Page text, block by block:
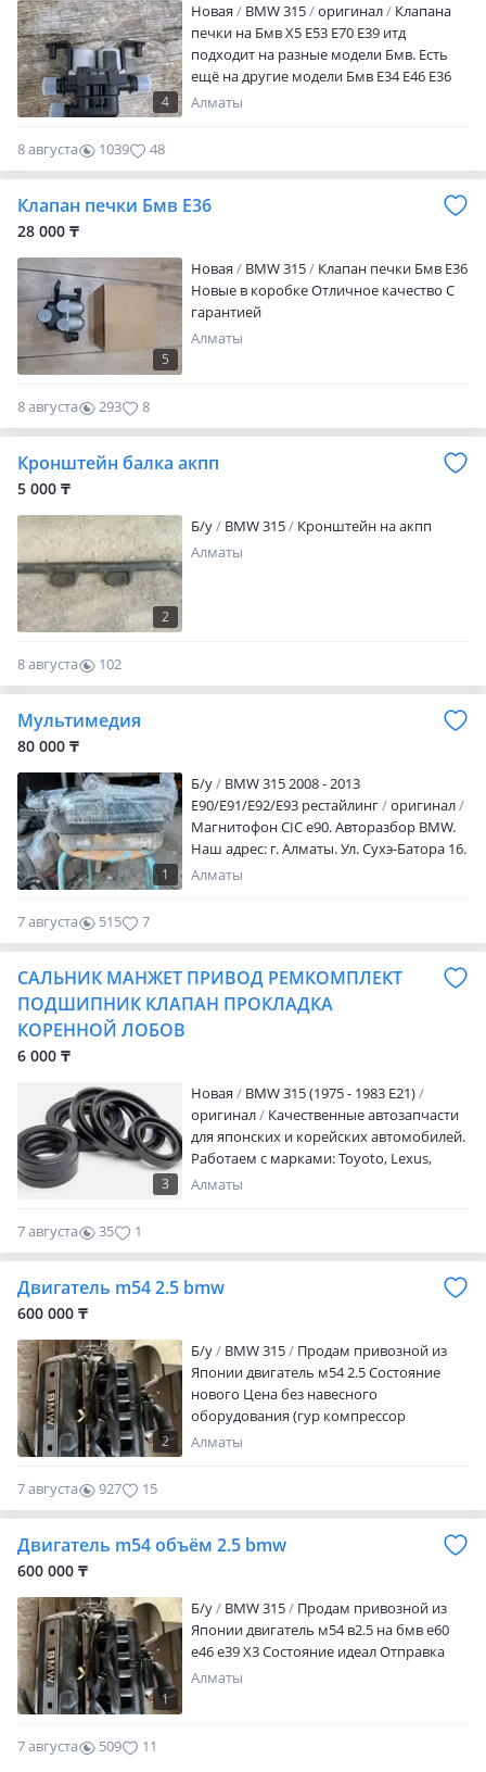
4
Новая BMW 315 оригинал
Клапана
печки на Бмв Х5 Е53 Е70 Е39 итд
подходит на разные модели Бмв. Есть
ещё на другие модели Бмв Е34 Е46 Е36
Новые в коробке. Качество отличное.
Алматы
8 августа 1039 48
Клапан печки Бмв Е36
28 000 ₸
5
Новая BMW 315
Клапан печки Бмв Е36
Новые в коробке Отличное качество С
гарантией
Алматы
8 августа 293 8
Кронштейн балка акпп
5 000 ₸
2
Б/y BMW 315
Кронштейн на акпп
Алматы
8 августа
102
0
Мультимедия
80 000 ₸
1
Б/y
BMW 315 2008 - 2013
E90/E91/E92/E93 рестайлинг
оригинал
Магнитофон CIC е90. Авторазбор BMW.
Наш адрес: г. Алматы. Ул. Сухэ-Батора 16.
График работы: Пн-Сб.С10-19. Перерыв в
Алматы
7 августа 515 7
САЛЬНИК МАНЖЕТ ПРИВОД РЕМКОМПЛЕКТ
ПОДШИПНИК КЛАПАН ПРОКЛАДКА
КОРЕННОЙ ЛОБОВ
6 000 ₸
3
Новая
BMW 315 (1975 - 1983 E21)
оригинал
Качественные автозапчасти
для японских и корейских автомобилей.
Работаем с марками: Toyoto, Lexus,
Nissan, Mitsubishi, Mazda, Subaru, Honda,
Подбор строго по VIN или каталожному
номеру. Без ошибок подберем.
отправкой Консультация Отправка по
Казахстану.
Алматы
7 августа 35 1
Двигатель m54 2.5 bmw
600 000 ₸
2
Б/y BMW 315
Продам привозной из
Японии двигатель м54 2.5 Состояние
нового Цена без навесного
оборудования (гур компрессор
кондиционера кгенератор) это сниму
Алматы
7 августа 927 15
Двигатель m54 объём 2.5 bmw
600 000 ₸
1
Б/y BMW 315
Продам привозной из
Японии двигатель м54 в2.5 на бмв е60
е46 е39 Х3 Состояние идеал Отправка
Алматы
7 августа 509 11